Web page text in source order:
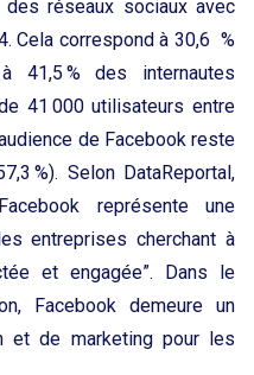
réseaux sociaux avec
Cela correspond à 30,6 %
% des internautes
41 000 utilisateurs entre
de Facebook reste
%). Selon DataReportal,
représente une
entreprises cherchant à
et engagée”. Dans le
Facebook demeure un
et de marketing pour les